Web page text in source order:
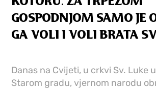
GOSPODNJOM SAMO JE
GA VOLI I VOLI BRATA
Danas na Cvijeti, u crkvi Sv. Luke
Starom gradu, vjernom narodu